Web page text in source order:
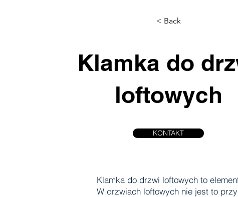
< Back
Klamka do
loftowych
KONTAKT
Klamka do drzwi loftowych to
W drzwiach loftowych nie jest to